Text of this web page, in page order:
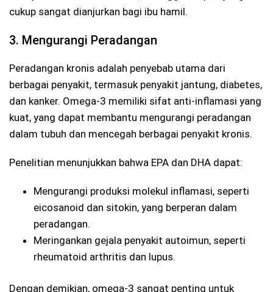
cukup sangat dianjurkan bagi ibu hamil.
3. Mengurangi Peradangan
Peradangan kronis adalah penyebab utama dari
berbagai penyakit, termasuk penyakit jantung, diabetes,
dan kanker. Omega-3 memiliki sifat anti-inflamasi yang
kuat, yang dapat membantu mengurangi peradangan
dalam tubuh dan mencegah berbagai penyakit kronis.
Penelitian menunjukkan bahwa EPA dan DHA dapat:
Mengurangi produksi molekul inflamasi, seperti
eicosanoid dan sitokin, yang berperan dalam
peradangan.
Meringankan gejala penyakit autoimun, seperti
rheumatoid arthritis dan lupus.
Dengan demikian, omega-3 sangat penting untuk